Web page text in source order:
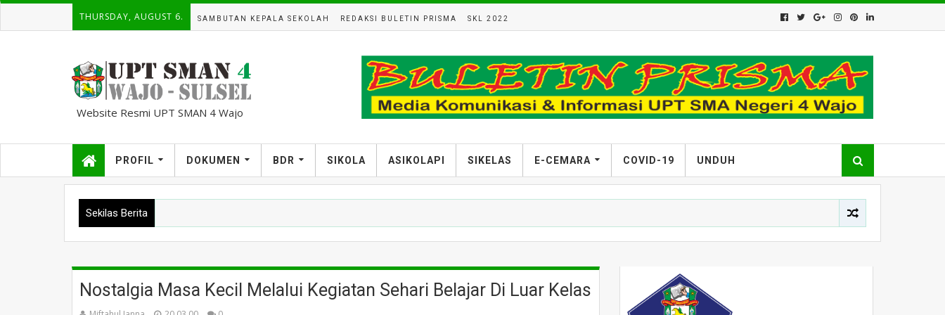
THURSDAY, AUGUST 6. SAMBUTAN KEPALA SEKOLAH REDAKSI BULETIN PRISMA SKL 2022
Website Resmi UPT SMAN 4 Wajo
PROFIL DOKUMEN BDR SIKOLA ASIKOLAPI SIKELAS E-CEMARA COVID-19 UNDUH
Sekilas Berita
Nostalgia Masa Kecil Melalui Kegiatan Sehari Belajar Di Luar Kelas